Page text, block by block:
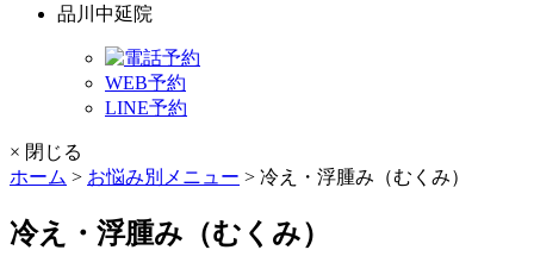
品川中延院
WEB予約
LINE予約
× 閉じる
ホーム > お悩み別メニュー > 冷え・浮腫み（むくみ）
冷え・浮腫み（むくみ）